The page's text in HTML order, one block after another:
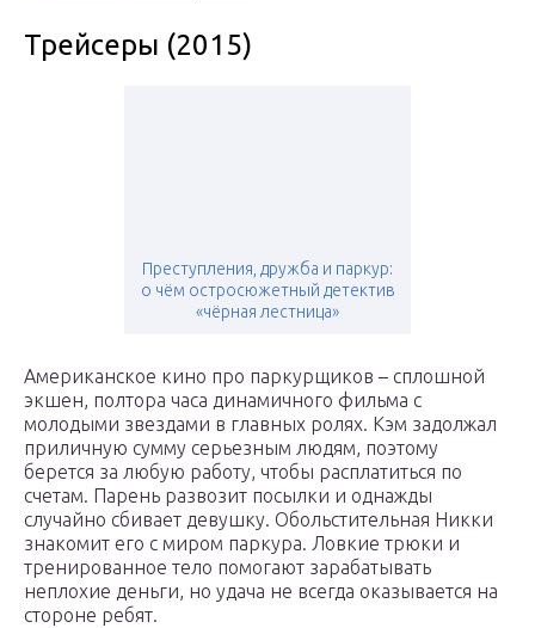
Трейсеры (2015)
Преступления, дружба и паркур:
о чём остросюжетный детектив
«чёрная лестница»
Американское кино про паркурщиков – сплошной
экшен, полтора часа динамичного фильма с
молодыми звездами в главных ролях. Кэм задолжал
приличную сумму серьезным людям, поэтому
берется за любую работу, чтобы расплатиться по
счетам. Парень развозит посылки и однажды
случайно сбивает девушку. Обольстительная Никки
знакомит его с миром паркура. Ловкие трюки и
тренированное тело помогают зарабатывать
неплохие деньги, но удача не всегда оказывается на
стороне ребят.